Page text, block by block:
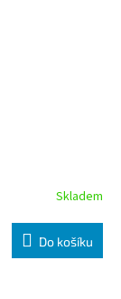
Skladem
Do košíku